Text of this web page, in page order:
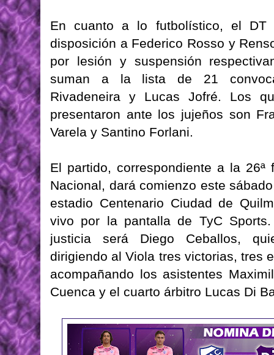
En cuanto a lo futbolístico, el
disposición a Federico Rosso y
por lesión y suspensión
suman a la lista de 21
Rivadeneira y Lucas Jofré. Los
presentaron ante los jujeños son
Varela y Santino Forlani.
El partido, correspondiente a la
Nacional, dará comienzo este
estadio Centenario Ciudad de
vivo por la pantalla de TyC
justicia será Diego Ceballos,
dirigiendo al Viola tres victorias, tres
acompañando los asistentes
Cuenca y el cuarto árbitro Lucas Di